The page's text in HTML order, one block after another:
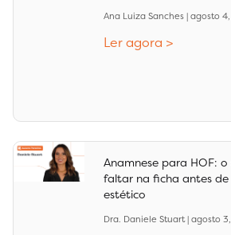
Ana Luiza Sanches agosto
Ler agora >
Anamnese para HOF:
faltar na ficha antes
estético
Dra. Daniele Stuart agosto